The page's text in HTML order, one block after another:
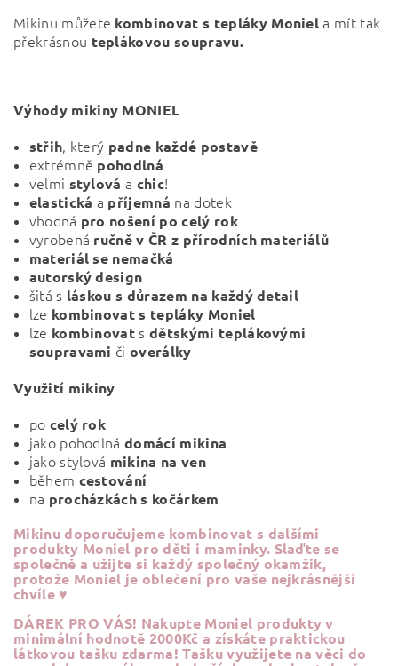
Mikinu můžete kombinovat s tepláky Moniela mít tak
překrásnou teplákovou soupravu.
Výhody mikiny MONIEL
střih, který padne každé postavě
extrémně pohodlná
velmi stylová a chic!
elastická a příjemná na dotek
vhodná pro nošení po celý rok
vyrobená ručně v ČR z přírodních materiálů
materiál se nemačká
autorský design
šitá s láskou s důrazem na každý detail
lze kombinovat s tepláky Moniel
lze kombinovats dětskými teplákovými
soupravami či overálky
Využití mikiny
po celý rok
jako pohodlnádomácí mikina
jako stylová mikina na ven
během cestování
na procházkách s kočárkem
Mikinu doporučujeme kombinovat s dalšími
produkty Moniel pro děti i maminky. Slaďte se
společně a užijte si každý společný okamžik,
protože Moniel je oblečení pro vaše nejkrásnější
chvíle ♥
DÁREK PRO VÁS! Nakupte Moniel produkty v
minimální hodnotě 2000Kč a získáte praktickou
látkovou tašku zdarma! Tašku využijete na věci do